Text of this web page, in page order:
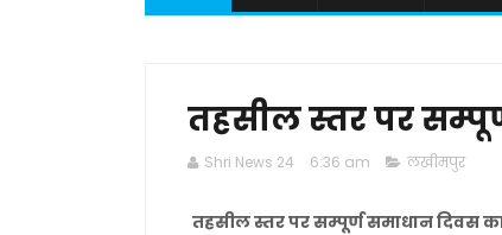
तहसील स्तर पर
Shri News 24 6:36 am लखीमपुर
तहसील स्तर पर सम्पूर्ण समाधान दिवस